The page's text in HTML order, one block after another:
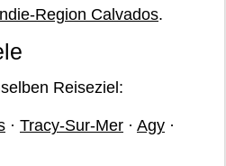
Region Calvados.
Reiseziel:
· Tracy-Sur-Mer · Agy ·